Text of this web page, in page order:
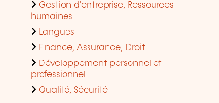
Gestion d'entreprise, Ressources
humaines
Langues
Finance, Assurance, Droit
Développement personnel et
professionnel
Qualité, Sécurité